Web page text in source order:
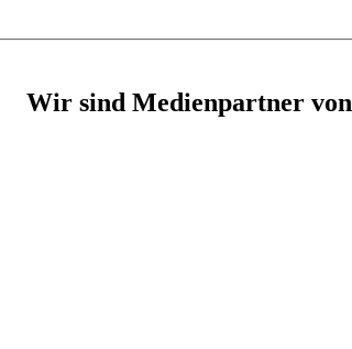
Wir sind Medienpartner von